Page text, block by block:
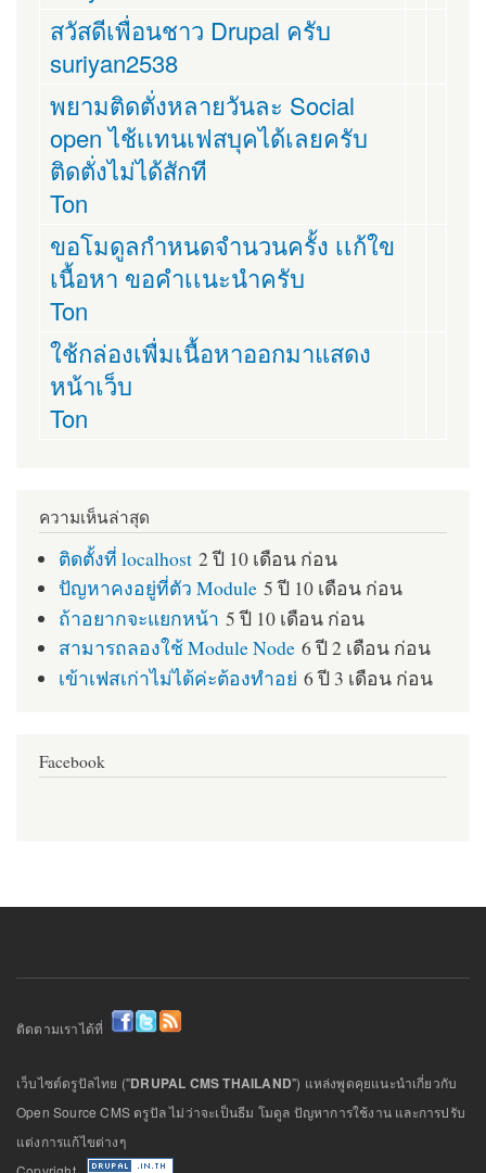
สวัสดีเพื่อนชาว Drupal ครับ
suriyan2538
พยามติดตั่งหลายวันละ Social
open ไช้เเทนเฟสบุคได้เลยครับ
ติดตั่งไม่ได้สักที
Ton
ขอโมดูลกำหนดจำนวนครั้ง เเก้ใข
เนื้อหา ขอคำเเนะนำครับ
Ton
ใช้กล่องเพื่มเนื้อหาออกมาแสดง
หน้าเว็บ
Ton
ความเห็นล่าสุด
ติดตั้งที่ localhost 2 ปี 10 เดือน ก่อน
ปัญหาคงอยู่ที่ตัว Module 5 ปี 10 เดือน ก่อน
ถ้าอยากจะแยกหน้า 5 ปี 10 เดือน ก่อน
สามารถลองใช้ Module Node 6 ปี 2 เดือน ก่อน
เข้าเฟสเก่าไม่ได้ค่ะต้องทำอย่ 6 ปี 3 เดือน ก่อน
Facebook
ติดตามเราได้ที่
เว็บไซต์ดรูปัลไทย ("DRUPAL CMS THAILAND") แหล่งพูดคุยแนะนำเกี่ยวกับ
Open Source CMS ดรูปัล ไม่ว่าจะเป็นธีม โมดูล ปัญหาการใช้งาน และการปรับ
แต่งการแก้ไขต่างๆ